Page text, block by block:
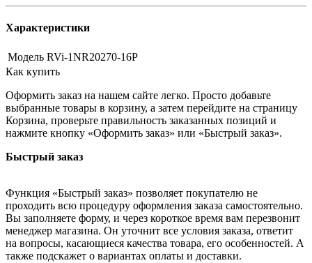
Характеристики
Модель RVi-1NR20270-16P
Как купить
Оформить заказ на нашем сайте легко. Просто добавьте
выбранные товары в корзину, а затем перейдите на страницу
Корзина, проверьте правильность заказанных позиций и
нажмите кнопку «Оформить заказ» или «Быстрый заказ».
Быстрый заказ
Функция «Быстрый заказ» позволяет покупателю не
проходить всю процедуру оформления заказа самостоятельно.
Вы заполняете форму, и через короткое время вам перезвонит
менеджер магазина. Он уточнит все условия заказа, ответит
на вопросы, касающиеся качества товара, его особенностей. А
также подскажет о вариантах оплаты и доставки.